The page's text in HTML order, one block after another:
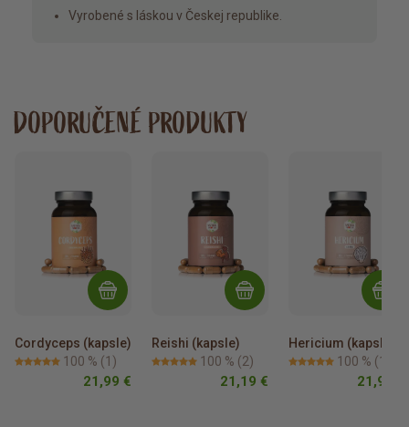
Vyrobené s láskou v Českej republike.
DOPORUČENÉ PRODUKTY
Cordyceps (kapsle)
100 % (1)
21,99 €
Reishi (kapsle)
100 % (2)
21,19 €
Hericium (kapsle)
100 % (1)
21,99 €